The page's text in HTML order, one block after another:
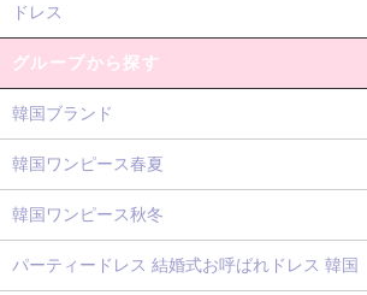
ドレス
グループから探す
韓国ブランド
韓国ワンピース春夏
韓国ワンピース秋冬
パーティードレス 結婚式お呼ばれドレス 韓国